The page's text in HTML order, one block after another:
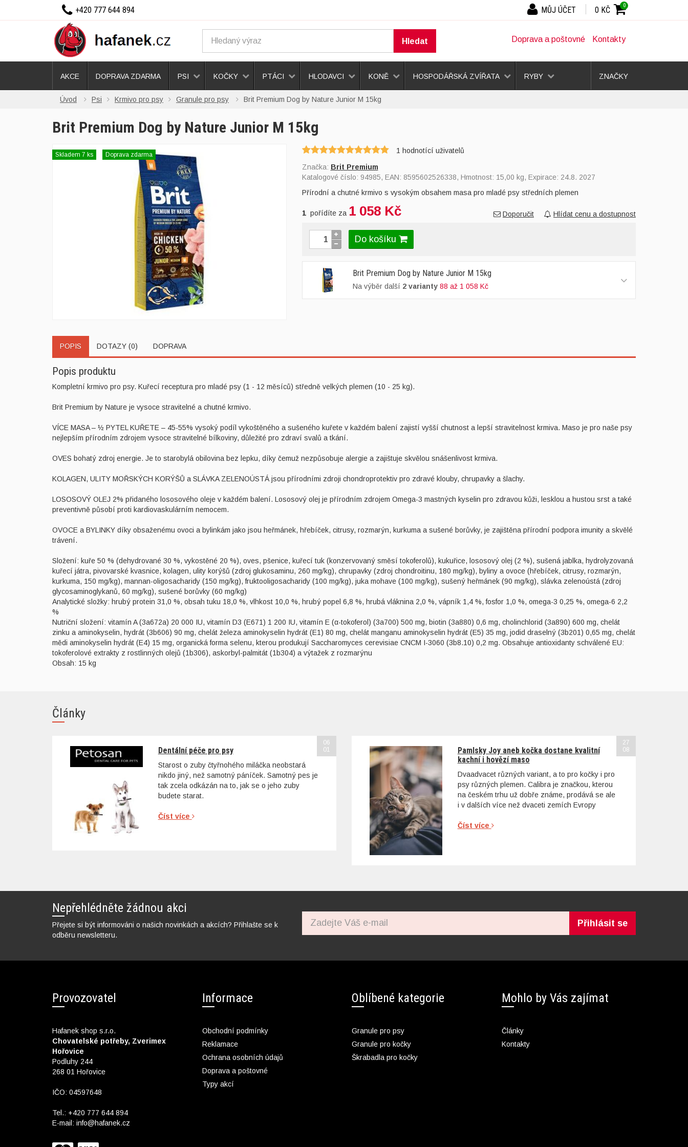
Hledat Doprava a poštovné Kontakty
Úvod Psi Krmivo pro psy Granule pro psy Brit Premium Dog by Nature Junior M 15kg
Brit Premium Dog by Nature Junior M 15kg
Skladem 7 ks Doprava zdarma 1 hodnotící uživatelů
Značka: Brit Premium
Katalogové číslo: 94985, EAN: 8595602526338, Hmotnost: 15,00 kg, Expirace: 24.8. 2027
Přírodní a chutné krmivo s vysokým obsahem masa pro mladé psy středních plemen
Doporučit Hlídat cenu a dostupnost
1 pořídíte za 1 058 Kč
Do košíku
Brit Premium Dog by Nature Junior M 15kg
Na výběr další 2 varianty 88 až 1 058 Kč
POPIS DOTAZY (0) DOPRAVA
Popis produktu
Kompletní krmivo pro psy. Kuřecí receptura pro mladé psy (1 - 12 měsíců) středně velkých plemen (10 - 25 kg).
Brit Premium by Nature je vysoce stravitelné a chutné krmivo.
VÍCE MASA – ½ PYTEL KUŘETE – 45-55% vysoký podíl vykoštěného a sušeného kuřete v každém balení zajistí vyšší chutnost a lepší stravitelnost krmiva. Maso je pro naše psy
nejlepším přírodním zdrojem vysoce stravitelné bílkoviny, důležité pro zdraví svalů a tkání.
OVES bohatý zdroj energie. Je to starobylá obilovina bez lepku, díky čemuž nezpůsobuje alergie a zajištuje skvělou snášenlivost krmiva.
KOLAGEN, ULITY MOŘSKÝCH KORÝŠŮ a SLÁVKA ZELENOÚSTÁ jsou přírodními zdroji chondroprotektiv pro zdravé klouby, chrupavky a šlachy.
LOSOSOVÝ OLEJ 2% přidaného lososového oleje v každém balení. Lososový olej je přírodním zdrojem Omega-3 mastných kyselin pro zdravou kůži, lesklou a hustou srst a také
preventivně působí proti kardiovaskulárním nemocem.
OVOCE a BYLINKY díky obsaženému ovoci a bylinkám jako jsou heřmánek, hřebíček, citrusy, rozmarýn, kurkuma a sušené borůvky, je zajištěna přírodní podpora imunity a skvělé
trávení.
Složení: kuře 50 % (dehydrované 30 %, vykostěné 20 %), oves, pšenice, kuřecí tuk (konzervovaný směsí tokoferolů), kukuřice, lososový olej (2 %), sušená jablka, hydrolyzovaná
kuřecí játra, pivovarské kvasnice, kolagen, ulity korýšů (zdroj glukosaminu, 260 mg/kg), chrupavky (zdroj chondroitinu, 180 mg/kg), byliny a ovoce (hřebíček, citrusy, rozmarýn,
kurkuma, 150 mg/kg), mannan-oligosacharidy (150 mg/kg), fruktooligosacharidy (100 mg/kg), juka mohave (100 mg/kg), sušený heřmánek (90 mg/kg), slávka zelenoústá (zdroj
glycosaminoglykanů, 60 mg/kg), sušené borůvky (60 mg/kg)
Analytické složky: hrubý protein 31,0 %, obsah tuku 18,0 %, vlhkost 10,0 %, hrubý popel 6,8 %, hrubá vláknina 2,0 %, vápník 1,4 %, fosfor 1,0 %, omega-3 0,25 %, omega-6 2,2
%
Nutriční složení: vitamín A (3a672a) 20 000 IU, vitamín D3 (E671) 1 200 IU, vitamín E (α-tokoferol) (3a700) 500 mg, biotin (3a880) 0,6 mg, cholinchlorid (3a890) 600 mg, chelát
zinku a aminokyselin, hydrát (3b606) 90 mg, chelát železa aminokyselin hydrát (E1) 80 mg, chelát manganu aminokyselin hydrát (E5) 35 mg, jodid draselný (3b201) 0,65 mg, chelát
mědi aminokyselin hydrát (E4) 15 mg, organická forma selenu, kterou produkují Saccharomyces cerevisiae CNCM I-3060 (3b8.10) 0,2 mg. Obsahuje antioxidanty schválené EU:
tokoferolové extrakty z rostlinných olejů (1b306), askorbyl-palmitát (1b304) a výtažek z rozmarýnu
Obsah: 15 kg
Články
Dentální péče pro psy
Starost o zuby čtyřnohého miláčka neobstará
nikdo jiný, než samotný páníček. Samotný pes je
tak zcela odkázán na to, jak se o jeho zuby
budete starat.
Číst více
06
01
Pamlsky Joy aneb kočka dostane kvalitní
kachní i hovězí maso
Dvaadvacet různých variant, a to pro kočky i pro
psy různých plemen. Calibra je značkou, kterou
na českém trhu už dobře známe, prodává se ale
i v dalších více než dvaceti zemích Evropy
Číst více
27
08
Nepřehlédněte žádnou akci
Přejete si být informováni o našich novinkách a akcích? Přihlašte se k
odběru newsletteru.
Přihlásit se
Provozovatel
Hafanek shop s.r.o.
Chovatelské potřeby, Zverimex
Hořovice
Podluhy 244
268 01 Hořovice
IČO: 04597648
Tel.: +420 777 644 894
E-mail: info@hafanek.cz
Informace
Obchodní podmínky
Reklamace
Ochrana osobních údajů
Doprava a poštovné
Typy akcí
Oblíbené kategorie
Granule pro psy
Granule pro kočky
Škrabadla pro kočky
Mohlo by Vás zajímat
Články
Kontakty
AKCE DOPRAVA ZDARMA PSI KOČKY PTÁCI HLODAVCI KONĚ HOSPODÁŘSKÁ ZVÍŘATA RYBY ZNAČKY
0 KČ 0
MŮJ ÚČET
+420 777 644 894